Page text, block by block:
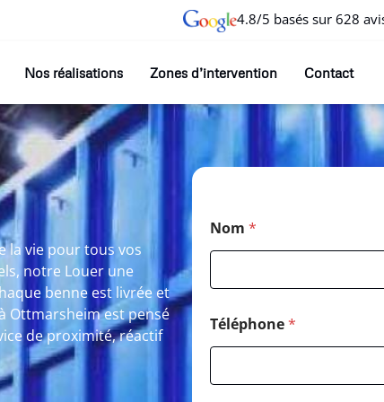
4.8/5 basés sur 628
Nos réalisations Zones d’intervention Contact
la vie pour tous vos
notre Louer une
benne est livrée et
Ottmarsheim est pensé
de proximité, réactif
Nom *
Téléphone*